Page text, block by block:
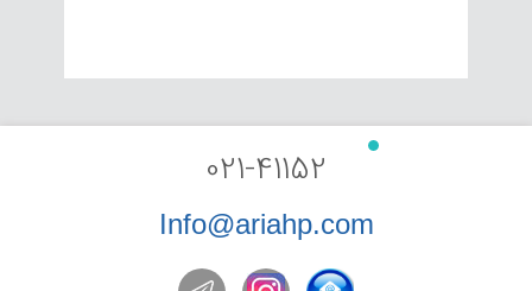
021-41152
Info@ariahp.com